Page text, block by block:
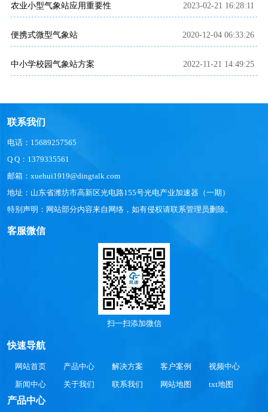
农业小型气象站应用重要性 2023-02-21 16:28:11
便携式微型气象站 2020-12-04 06:33:26
中小学校园气象站方案 2022-11-21 14:49:25
联系我们
电话：15689257565
Q Q：1379335561
邮箱：xuehui1919@dingtalk.com
地址：山东省潍坊市高新区光电路155号光电产业加速器（一期）
特别声明：网站部分内容来自网络，如有侵权请联系管理员删除。
客服微信
扫一扫添加微信
快速导航
网站首页 产品中心 解决方案 客户案例
视频中心
新闻中心
关于我们 联系我们 网站地图 txt地图
产品中心